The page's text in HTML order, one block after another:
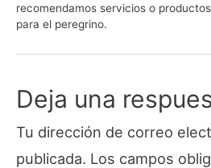
recomendamos servicios o
para el peregrino.
Deja una
Tu dirección de correo
publicada. Los campos